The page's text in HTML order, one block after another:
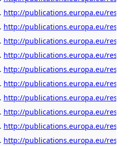
http://publications.europa.eu/
http://publications.europa.eu/
http://publications.europa.eu/
http://publications.europa.eu/
http://publications.europa.eu/
http://publications.europa.eu/
http://publications.europa.eu/
http://publications.europa.eu/
http://publications.europa.eu/
http://publications.europa.eu/